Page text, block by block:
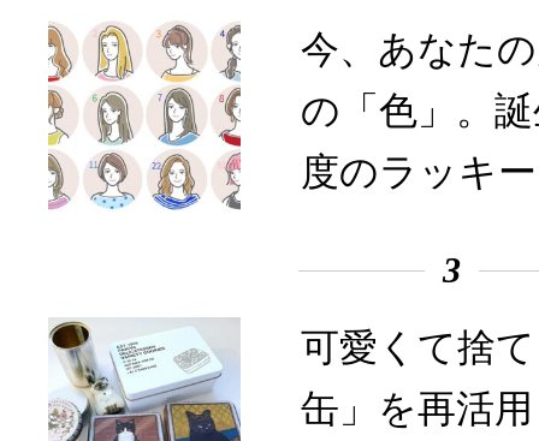
今、あなた
の「色」。
度のラッキ
3
可愛くて捨
缶」を再活